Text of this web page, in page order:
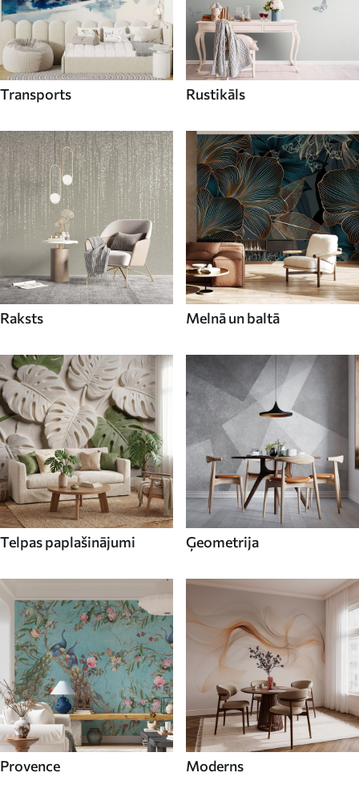
Transports Rustikāls
Raksts Melnā un baltā
Telpas paplašinājumi Ģeometrija
Provence Moderns